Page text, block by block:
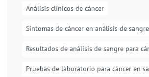
Análisis clínicos de cáncer
Síntomas de cáncer en análisis de sangre
Resultados de análisis de sangre para
Pruebas de laboratorio para cáncer en